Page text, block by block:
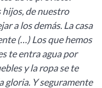
hijos, de nuestro
a los demás. La casa
(…) Los que hemos
te entra agua por
y la ropa se te
gloria. Y seguramente